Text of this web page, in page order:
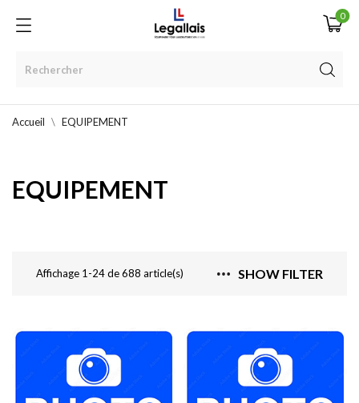
0
Accueil EQUIPEMENT
EQUIPEMENT
SHOW FILTER
Affichage 1-24 de 688 article(s)